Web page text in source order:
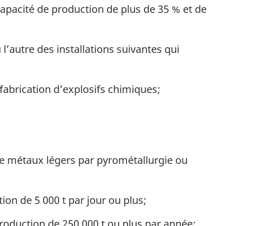
de production de plus de 35 % et de
des installations suivantes qui
d’explosifs chimiques;
métaux légers par pyrométallurgie ou
de 5 000 t par jour ou plus;